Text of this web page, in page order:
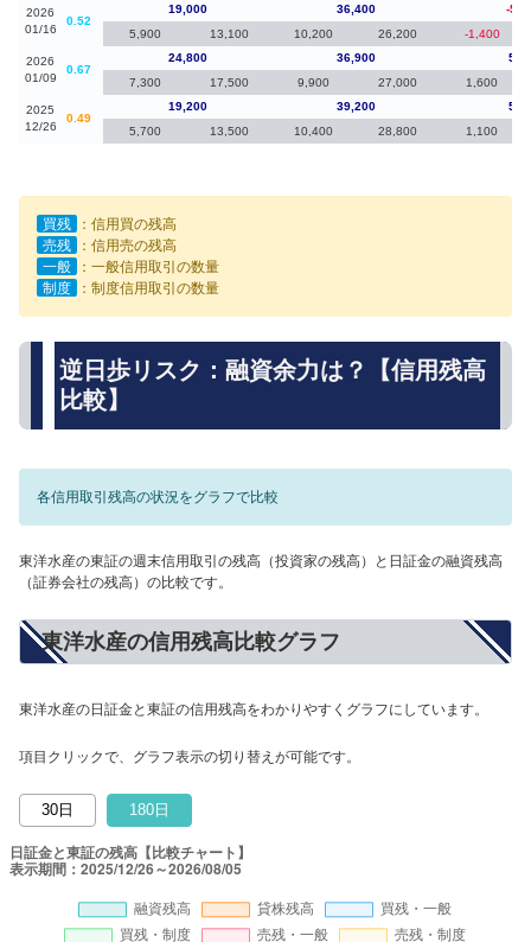
2026
01/16
0.52
19,000 36,400
-
5,900
13,100 10,200 26,200 -1,400
2026
01/09
0.67
24,800 36,900
7,300
17,500 9,900 27,000 1,600
2025
12/26
0.49
19,200 39,200
5,700
13,500 10,400 28,800 1,100
買残
：信用買の残高
売残
：信用売の残高
一般
：一般信用取引の数量
制度
：制度信用取引の数量
逆日歩リスク：融資余力は？【信用残高
比較】
各信用取引残高の状況をグラフで比較
東洋水産の東証の週末信用取引の残高（投資家の残高）と日証金の融資残高
（証券会社の残高）の比較です。
東洋水産の信用残高比較グラフ
東洋水産の日証金と東証の信用残高をわかりやすくグラフにしています。
項目クリックで、グラフ表示の切り替えが可能です。
30日 180日